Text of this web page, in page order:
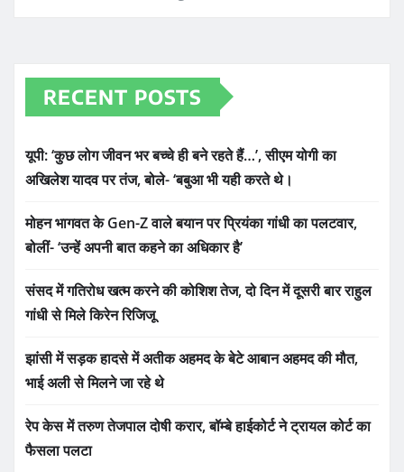
RECENT POSTS
यूपी: ‘कुछ लोग जीवन भर बच्चे ही बने रहते हैं…’, सीएम योगी का
अखिलेश यादव पर तंज, बोले- ‘बबुआ भी यही करते थे।
मोहन भागवत के Gen-Z वाले बयान पर प्रियंका गांधी का पलटवार,
बोलीं- ‘उन्हें अपनी बात कहने का अधिकार है’
संसद में गतिरोध खत्म करने की कोशिश तेज, दो दिन में दूसरी बार राहुल
गांधी से मिले किरेन रिजिजू
झांसी में सड़क हादसे में अतीक अहमद के बेटे आबान अहमद की मौत,
भाई अली से मिलने जा रहे थे
रेप केस में तरुण तेजपाल दोषी करार, बॉम्बे हाईकोर्ट ने ट्रायल कोर्ट का
फैसला पलटा